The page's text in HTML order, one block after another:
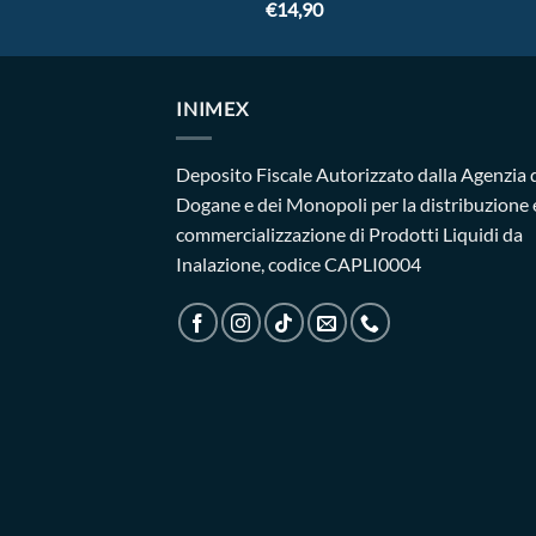
€14,90
INIMEX
Deposito Fiscale Autorizzato dalla Agenzia
Dogane e dei Monopoli per la distribuzione
commercializzazione di Prodotti Liquidi da
Inalazione, codice CAPLI0004